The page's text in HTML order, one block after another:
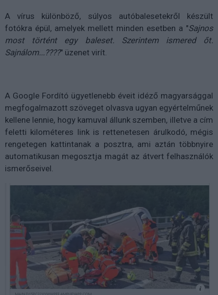
A vírus különböző, súlyos autóbalesetekről készült
fotókra épül, amelyek mellett minden esetben a "Sajnos
most történt egy baleset. Szerintem ismered őt.
Sajnálom...????" üzenet virít.
A Google Fordító ügyetlenebb éveit idéző magyarsággal
megfogalmazott szöveget olvasva ugyan egyértelműnek
kellene lennie, hogy kamuval állunk szemben, illetve a cím
feletti kilométeres link is rettenetesen árulkodó, mégis
rengetegen kattintanak a posztra, ami aztán többnyire
automatikusan megosztja magát az átvert felhasználók
ismerőseivel.